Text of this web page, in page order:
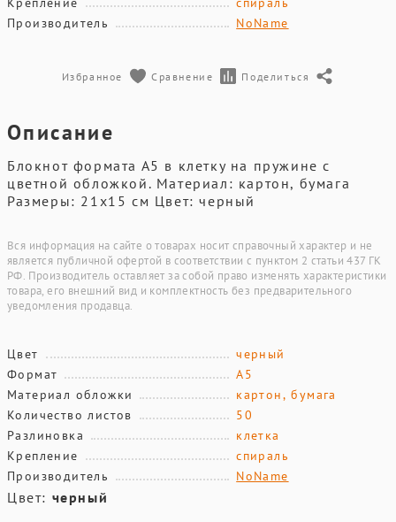
Производитель
NoName
Избранное Сравнение Поделиться
Описание
Блокнот формата А5 в клетку на пружине с
цветной обложкой. Материал: картон, бумага
Размеры: 21x15 см Цвет: черный
Вся информация на сайте о товарах носит справочный характер и не
является публичной офертой в соответствии с пунктом 2 статьи 437 ГК
РФ. Производитель оставляет за собой право изменять характеристики
товара, его внешний вид и комплектность без предварительного
уведомления продавца.
Цвет
черный
Формат
А5
Материал обложки
картон, бумага
Количество листов
50
Разлиновка
клетка
Крепление
спираль
Производитель
NoName
Цвет: черный